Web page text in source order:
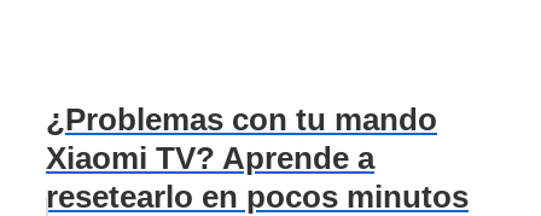
¿Problemas con tu mando
Xiaomi TV? Aprende a
resetearlo en pocos minutos